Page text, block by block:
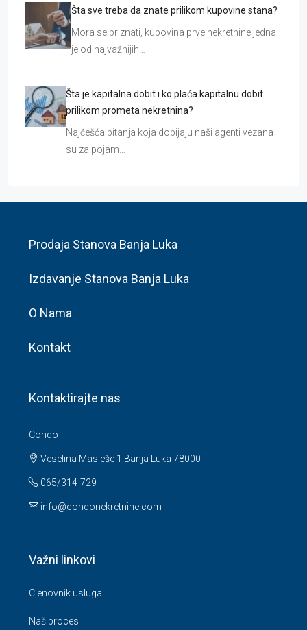
Šta sve treba da znate prilikom kupovine stana?
Mora se priznati, kupovina prve nekretnine jedna
je od najvažnijih…
Šta je kapitalna dobit i ko plaća kapitalnu dobit
prilikom prometa nekretnina?
Najčešća pitanja koja dobijaju naši agenti vezana
su za pojam…
Prodaja Stanova Banja Luka
Izdavanje Stanova Banja Luka
O Nama
Kontakt
Kontaktirajte nas
Condo
Veselina Masleše 1 Banja Luka 78000
065/314-729
info@condonekretnine.com
Važni linkovi
Cjenovnik usluga
Naš proces